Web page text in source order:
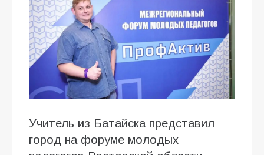
Учитель из Батайска представил
город на форуме молодых